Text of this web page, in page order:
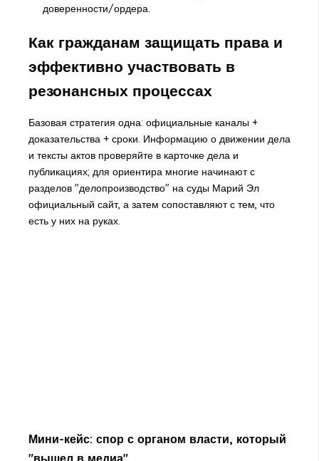
доверенности/ордера.
Как гражданам защищать права и
эффективно участвовать в
резонансных процессах
Базовая стратегия одна: официальные каналы +
доказательства + сроки. Информацию о движении дела
и тексты актов проверяйте в карточке дела и
публикациях; для ориентира многие начинают с
разделов "делопроизводство" на суды Марий Эл
официальный сайт, а затем сопоставляют с тем, что
есть у них на руках.
Мини-кейс: спор с органом власти, который
"вышел в медиа"